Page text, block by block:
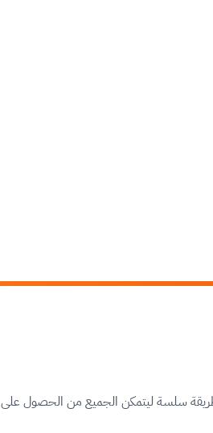
سلسة ليتمكن الجميع من الحصول على